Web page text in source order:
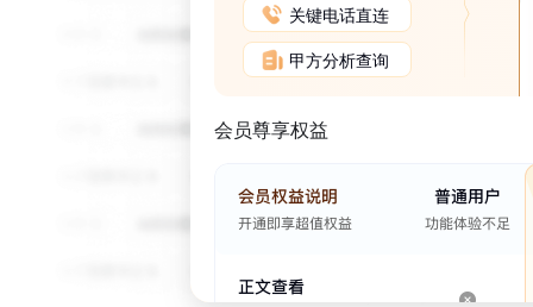
关键电话直连
甲方分析查询
会员尊享权益